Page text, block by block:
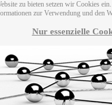
zu bieten setzen wir Cookies
zur Verwendung und den
Nur essenzielle